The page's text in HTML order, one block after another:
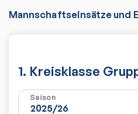
Mannschaftseinsätze und
1. Kreisklasse
Saison